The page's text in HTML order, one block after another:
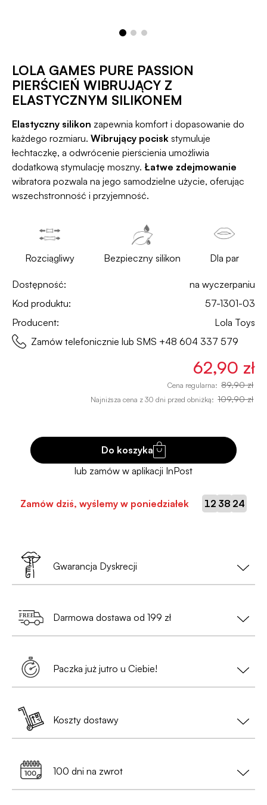
LOLA GAMES PURE PASSION
PIERŚCIEŃ WIBRUJĄCY Z
ELASTYCZNYM SILIKONEM
Elastyczny silikon zapewnia komfort i dopasowanie do
każdego rozmiaru. Wibrujący pocisk stymuluje
łechtaczkę, a odwrócenie pierścienia umożliwia
dodatkową stymulację moszny. Łatwe zdejmowanie
wibratora pozwala na jego samodzielne użycie, oferując
wszechstronność i przyjemność.
Rozciągliwy Bezpieczny silikon Dla par
Dostępność:
na wyczerpaniu
Kod produktu:
57-1301-03
Producent:
Lola Toys
Zamów telefonicznie lub SMS +48 604 337 579
62,90 zł
Cena regularna: 89,90 zł
Najniższa cena z 30 dni przed obniżką: 109,90 zł
Do koszyka
Zamów dziś, wyślemy w poniedziałek 12 38 24
Gwarancja Dyskrecji
•
•Paczka będzie całkowicie anonimowa,
• Na etykiecie znajdzie sięneutralny nadawca,
Darmowa dostawa od 199 zł
dostawą
. Szybko, wygodnie i bez
dodatkowych warunków.
Paczka już jutro u Ciebie!
samego dnia (w dni robocze).
Jest już po 13:00? Zamów teraz – wyślemy w
Koszty dostawy
przy zamówieniu za min. 199 zł
100 dni na zwrot